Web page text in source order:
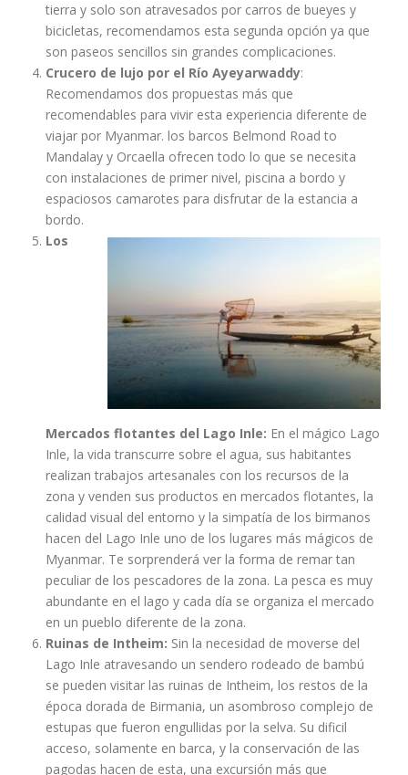
tierra y solo son atravesados por carros de bueyes y
bicicletas, recomendamos esta segunda opción ya que
son paseos sencillos sin grandes complicaciones.
Crucero de lujo por el Río Ayeyarwaddy:
Recomendamos dos propuestas más que
recomendables para vivir esta experiencia diferente de
viajar por Myanmar. los barcos Belmond Road to
Mandalay y Orcaella ofrecen todo lo que se necesita
con instalaciones de primer nivel, piscina a bordo y
espaciosos camarotes para disfrutar de la estancia a
bordo.
Los
Mercados flotantes del Lago Inle: En el mágico Lago
Inle, la vida transcurre sobre el agua, sus habitantes
realizan trabajos artesanales con los recursos de la
zona y venden sus productos en mercados flotantes, la
calidad visual del entorno y la simpatía de los birmanos
hacen del Lago Inle uno de los lugares más mágicos de
Myanmar. Te sorprenderá ver la forma de remar tan
peculiar de los pescadores de la zona. La pesca es muy
abundante en el lago y cada día se organiza el mercado
en un pueblo diferente de la zona.
Ruinas de Intheim: Sin la necesidad de moverse del
Lago Inle atravesando un sendero rodeado de bambú
se pueden visitar las ruinas de Intheim, los restos de la
época dorada de Birmania, un asombroso complejo de
estupas que fueron engullidas por la selva. Su dificil
acceso, solamente en barca, y la conservación de las
pagodas hacen de esta, una excursión más que